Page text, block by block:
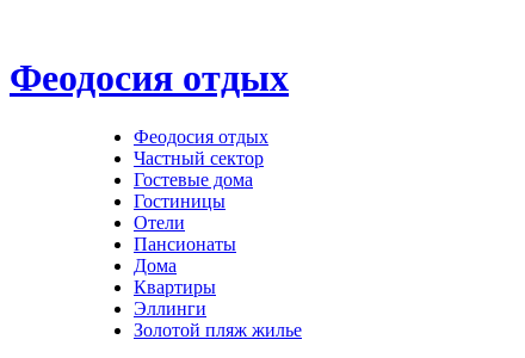
Феодосия отдых
Феодосия отдых
Частный сектор
Гостевые дома
Гостиницы
Отели
Пансионаты
Дома
Квартиры
Эллинги
Золотой пляж жилье